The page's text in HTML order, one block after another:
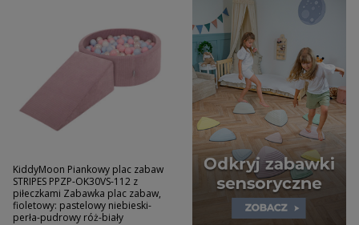
KiddyMoon Piankowy plac zabaw
STRIPES PPZP-OK30VS-112 z
piłeczkami Zabawka plac zabaw,
fioletowy: pastelowy niebieski-
perła-pudrowy róż-biały